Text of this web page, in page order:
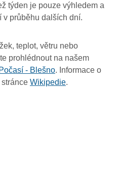
týden je pouze výhledem a
v průběhu dalších dní.
teplot, větru nebo
prohlédnout na našem
Počasí - Blešno. Informace o
Wikipedie.